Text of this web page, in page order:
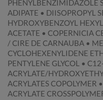
PHENYLBENZIMIDAZOLE
ADIPATE • DIISOPROPYL
HYDROXYBENZOYL
ACETATE • COPERNICIA
/ CIRE DE CARNAUBA •
CYCLOHEXENYLIDENE
PENTYLENE GLYCOL •
ACRYLATE/
ACRYLATES COPOLYMER
ACRYLATE